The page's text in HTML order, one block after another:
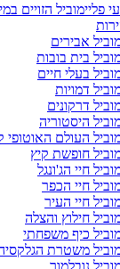
פליימוביל הזויים
אבירים
בית בובות
בעלי חיים
דמויות
דרקונים
היסטוריה
העולם האוטופי
חופשת קיץ
חיי הג'ונגל
חיי הכפר
חיי העיר
חילוץ והצלה
כיף משפחתי
משטרת
נובלמור